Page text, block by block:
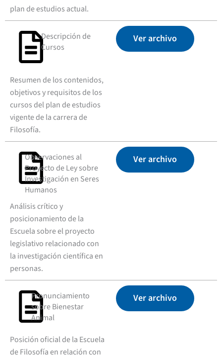
plan de estudios actual.
Descripción de
Cursos
Resumen de los contenidos,
objetivos y requisitos de los
cursos del plan de estudios
vigente de la carrera de
Filosofía.
Ver archivo
Observaciones al
Proyecto de Ley sobre
Investigación en Seres
Humanos
Análisis crítico y
posicionamiento de la
Escuela sobre el proyecto
legislativo relacionado con
la investigación científica en
personas.
Ver archivo
Pronunciamiento
sobre Bienestar
Animal
Posición oficial de la Escuela
de Filosofía en relación con
Ver archivo